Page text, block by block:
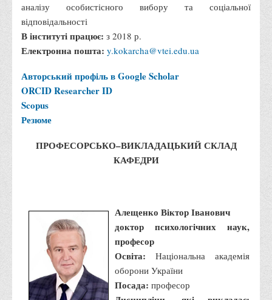
3D тур
Екскурсія до ВТЕІ
SEL
Репозиторій
Структура
Факультети
Економіки, менеджменту та права
Кафедри
Маркетингу та реклами
Товарознавства, експертизи та торговельного
підприємництва
аналізу особистісного вибору та соціальної
відповідальності
В інституті працює: з 2018 р.
Електронна пошта: y.kokarcha@vtei.edu.ua
Авторський профіль в Google Scholar
ORCIDResearcher ID
Scopus
Резюме
ПРОФЕСОРСЬКО–ВИКЛАДАЦЬКИЙ СКЛАД
КАФЕДРИ
Алещенко Віктор Іванович
доктор психологічних наук,
професор
Освіта: Національна академія
оборони України
Посада: професор